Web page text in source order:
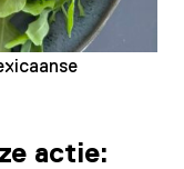
actie: